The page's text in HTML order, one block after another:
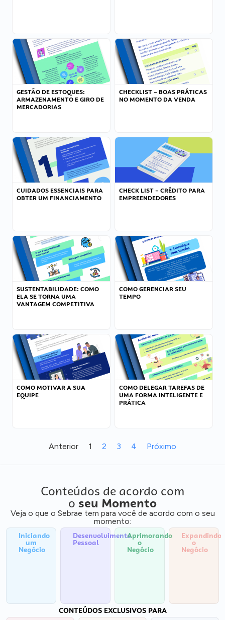
GESTÃO DE ESTOQUES:
ARMAZENAMENTO E GIRO DE
MERCADORIAS
CHECKLIST – BOAS PRÁTICAS
NO MOMENTO DA VENDA
CUIDADOS ESSENCIAIS PARA
OBTER UM FINANCIAMENTO
CHECK LIST – CRÉDITO PARA
EMPREENDEDORES
SUSTENTABILIDADE: COMO
ELA SE TORNA UMA
VANTAGEM COMPETITIVA
COMO GERENCIAR SEU
TEMPO
COMO MOTIVAR A SUA
EQUIPE
COMO DELEGAR TAREFAS DE
UMA FORMA INTELIGENTE E
PRÁTICA
Anterior 1 2 3 4 Próximo
Conteúdos de acordo com
o seu Momento
Veja o que o Sebrae tem para você de acordo com o seu
momento:
Iniciando
um
Negócio
Desenvolvimento
Pessoal
Aprimorando
o
Negócio
Expandindo
o
Negócio
CONTEÚDOS EXCLUSIVOS PARA